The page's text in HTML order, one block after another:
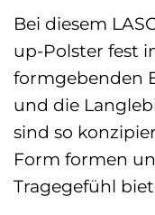
Bei diesem
up-Polster fest
formgebenden
und die
sind so
Form formen
Tragegefühl